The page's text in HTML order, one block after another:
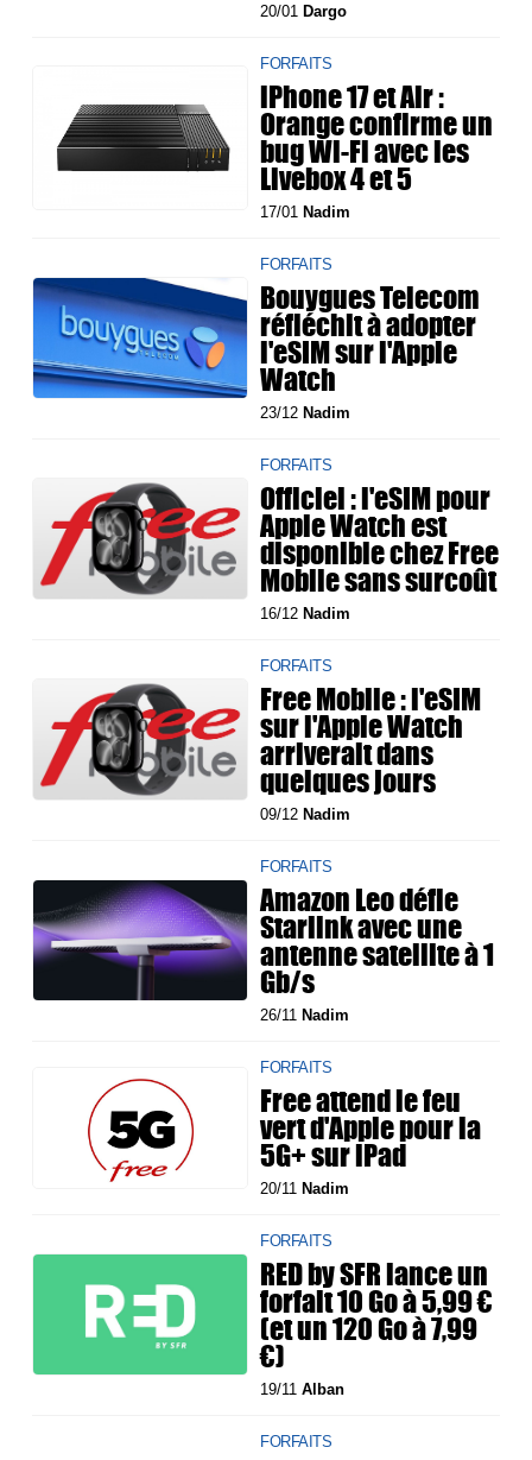
20/01Dargo
FORFAITS
iPhone 17 et Air :
Orange confirme un
bug Wi-Fi avec les
Livebox 4 et 5
17/01Nadim
FORFAITS
Bouygues Telecom
réfléchit à adopter
l'eSIM sur l'Apple
Watch
23/12Nadim
FORFAITS
Officiel : l'eSIM pour
Apple Watch est
disponible chez Free
Mobile sans surcoût
16/12Nadim
FORFAITS
Free Mobile : l'eSIM
sur l'Apple Watch
arriverait dans
quelques jours
09/12Nadim
FORFAITS
Amazon Leo défie
Starlink avec une
antenne satellite à 1
Gb/s
26/11Nadim
FORFAITS
Free attend le feu
vert d'Apple pour la
5G+ sur iPad
20/11Nadim
FORFAITS
RED by SFR lance un
forfait 10 Go à 5,99 €
(et un 120 Go à 7,99
€)
19/11Alban
FORFAITS